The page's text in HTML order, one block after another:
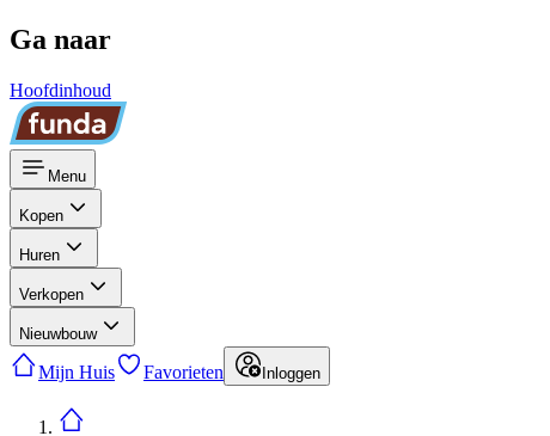
Ga naar
Hoofdinhoud
Menu
Kopen
Huren
Verkopen
Nieuwbouw
Mijn Huis Favorieten Inloggen